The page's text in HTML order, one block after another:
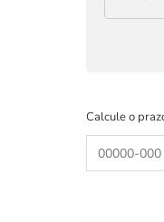
Calcule o